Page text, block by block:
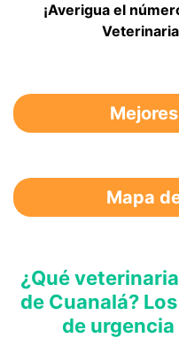
¡Averigua el
Mapa
¿Qué
de Cuanalá?
de